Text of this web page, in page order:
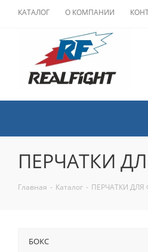
КАТАЛОГ О КОМПАНИИ
ПЕРЧАТКИ
Главная - Каталог - ПЕРЧАТКИ ДЛЯ
БОКС